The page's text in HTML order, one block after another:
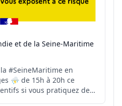
et de la Seine-Maritime
#SeineMaritime en
⛈ de 15h à 20h ce